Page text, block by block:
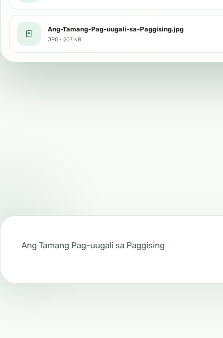
Ang-Tamang-Pag-uugali-sa-Paggising.jpg
JPG · 207 KB
Ang Tamang Pag-uugali sa Paggising